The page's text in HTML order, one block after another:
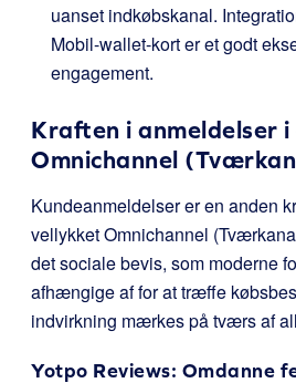
uanset indkøbskanal.
Mobil-wallet-kort er et godt
engagement.
Kraften i anmeldelser i
Omnichannel
Kundeanmeldelser er en anden
vellykket Omnichannel
det sociale bevis, som moderne
afhængige af for at træffe
indvirkning mærkes på tværs af
Yotpo Reviews: Omdanne